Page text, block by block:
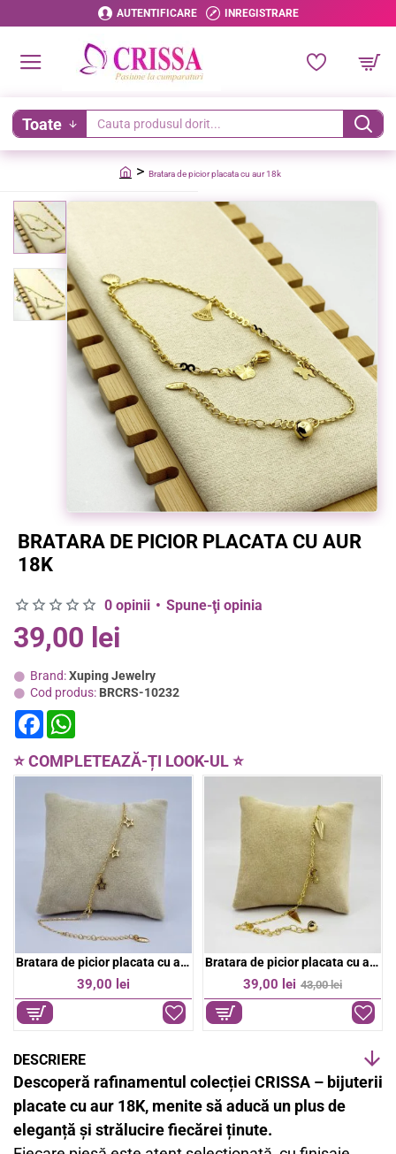
AUTENTIFICARE INREGISTRARE
Toate
Cauta
produsul
Bratara de picior placata cu aur 18k
BRATARA DE PICIOR PLACATA CU AUR
18K
Brand:Xuping Jewelry
Cod produs: BRCRS-10232
0 opinii • Spune-ţi opinia
39,00 lei
F
a
e
b
o
t
s
p
⭐ COMPLETEAZĂ-ȚI LOOK-UL ⭐
Bratara de picior placata cu aur 18k
39,00 lei
-9%Bratara de picior placata cu aur 18k
39,00 lei 43,00 lei
DESCRIERE
Descoperă rafinamentul colecției CRISSA – bijuterii
placate cu aur 18K, menite să aducă un plus de
eleganță și strălucire fiecărei ținute.